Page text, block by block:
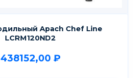
Apach Chef Line
LCRM120ND2
438152,00 ₽